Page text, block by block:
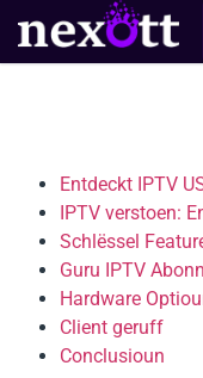
Entdeckt IPTV
IPTV verstoen:
Schlëssel
Guru IPTV
Hardware
Client geruff
Conclusioun